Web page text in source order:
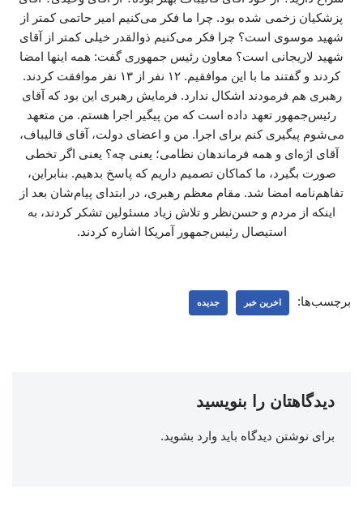
پزشکیان زخمی شده بود. چرا ما فکر می‌کنیم امیر حاتمی کمتر از
شهید موسوی است؟ چرا فکر می‌کنیم ذوالقدر خیلی کمتر از آقای
شهید لاریجانی است؟ معاون رئیس جمهوری گفت: همه اینها امضا
کردند و گفتند ما با این موافقیم. ۱۲ نفر از ۱۳ نفر موافقت کردند.
رهبری هم فرمودند اشکال ندارد. فرمایش رهبری این بود که آقای
رئیس‌جمهور تعهد داده است که من پیگیر اجرا هستم. من متعهد
می‌شوم پیگیری کنم برای اجرا. من و اعضای دولت، آقای قالیباف،
آقای اژه‌ای و همه فرماندهان نظامی؛ یعنی چه؟ یعنی اگر تخطی
صورت بگیرد، ما کماکان تصمیم داریم که پاسخ بدهیم. بنابراین،
تفاهم‌نامه امضا شد. مقام معظم رهبری، در ابتدای پیام‌شان بعد از
اینکه از مردم و حسن‌نظر و تلاش زیاد مسئولین تشکر کردند، به
استیصال رئیس‌جمهور آمریکا اشاره کردند.
برچسب‌ها: اخرین خبر جدیده
دیدگاهتان را بنویسید
برای نوشتن دیدگاه باید وارد بشوید.